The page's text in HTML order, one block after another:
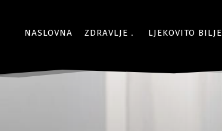
NASLOVNA ZDRAVLJE LJEKOVITO BILJE